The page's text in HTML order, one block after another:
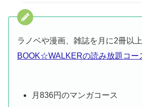
ラノベや漫画、雑誌を月に2冊以上
BOOK☆WALKERの読み放題コー
月836円のマンガコース